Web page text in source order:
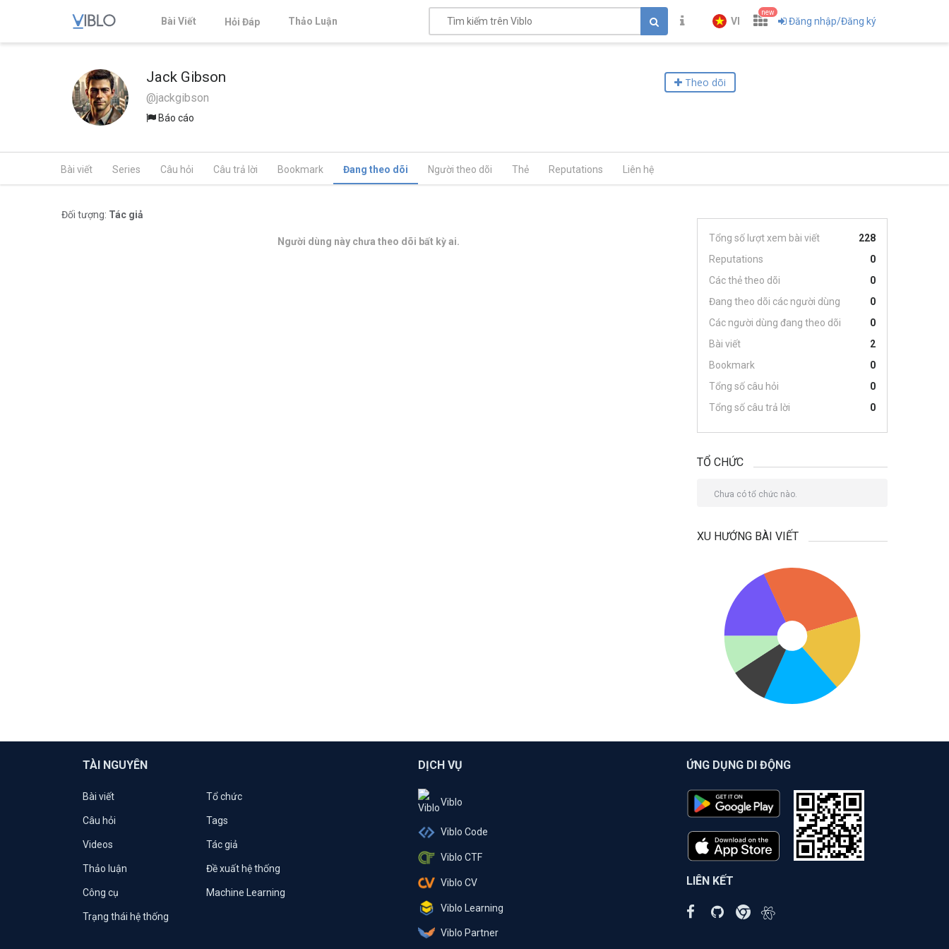
Bài Viết Hỏi Đáp Thảo Luận VI
new
Đăng nhập/Đăng ký
Jack Gibson
@jackgibson
Báo cáo
Theo dõi
Bài viết Series Câu hỏi Câu trả lời Bookmark Đang theo dõi Người theo dõi Thẻ Reputations Liên hệ
Đối tượng: Tác giả
Người dùng này chưa theo dõi bất kỳ ai. Tổng số lượt xem bài viết
228
Reputations
0
Các thẻ theo dõi
0
Đang theo dõi các người dùng
0
Các người dùng đang theo dõi
0
Bài viết
2
Bookmark
0
Tổng số câu hỏi
0
Tổng số câu trả lời
0
TỔ CHỨC
Chưa có tổ chức nào.
XU HƯỚNG BÀI VIẾT
TÀI NGUYÊN
Bài viết Tổ chức
Câu hỏi Tags
Videos Tác giả
Thảo luận Đề xuất hệ thống
Công cụ Machine Learning
Trạng thái hệ thống
DỊCH VỤ
Viblo
Viblo Code
Viblo CTF
Viblo CV
Viblo Learning
Viblo Partner
ỨNG DỤNG DI ĐỘNG
LIÊN KẾT